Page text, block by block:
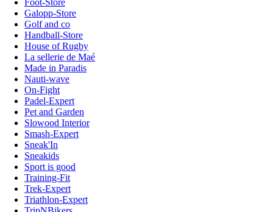
Foot-Store
Galopp-Store
Golf and co
Handball-Store
House of Rugby
La sellerie de Maé
Made in Paradis
Nauti-wave
On-Fight
Padel-Expert
Pet and Garden
Slowood Interior
Smash-Expert
Sneak'In
Sneakids
Sport is good
Training-Fit
Trek-Expert
Triathlon-Expert